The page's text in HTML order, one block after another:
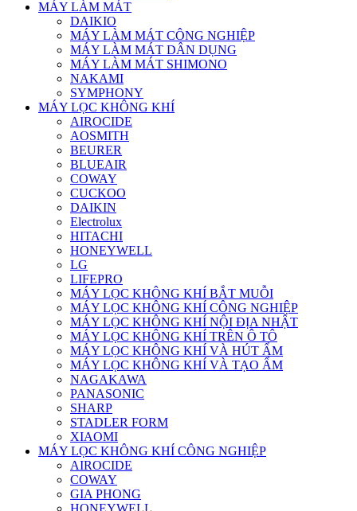
MÁY LÀM MÁT
DAIKIO
MÁY LÀM MÁT CÔNG NGHIỆP
MÁY LÀM MÁT DÂN DỤNG
MÁY LÀM MÁT SHIMONO
NAKAMI
SYMPHONY
MÁY LỌC KHÔNG KHÍ
AIROCIDE
AOSMITH
BEURER
BLUEAIR
COWAY
CUCKOO
DAIKIN
Electrolux
HITACHI
HONEYWELL
LG
LIFEPRO
MÁY LỌC KHÔNG KHÍ BẮT MUỖI
MÁY LỌC KHÔNG KHÍ CÔNG NGHIỆP
MÁY LỌC KHÔNG KHÍ NỘI ĐỊA NHẬT
MÁY LỌC KHÔNG KHÍ TRÊN Ô TÔ
MÁY LỌC KHÔNG KHÍ VÀ HÚT ẨM
MÁY LỌC KHÔNG KHÍ VÀ TẠO ẨM
NAGAKAWA
PANASONIC
SHARP
STADLER FORM
XIAOMI
MÁY LỌC KHÔNG KHÍ CÔNG NGHIỆP
AIROCIDE
COWAY
GIA PHONG
HONEYWELL